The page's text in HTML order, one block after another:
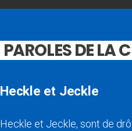
PAROLES DE LA
Heckle et Jeckle
Heckle et Jeckle, sont de